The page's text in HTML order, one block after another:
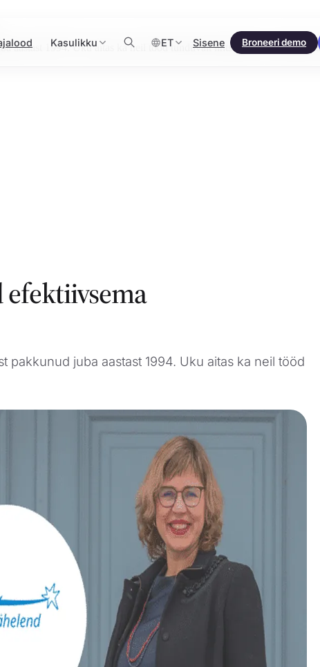
Kasulikku ET Sisene Broneeri demo
1994. Uku aitas ka neil tööd tunduvalt lihtsamaks ja
efektiivsema
pakkunud juba aastast 1994. Uku aitas ka neil tööd